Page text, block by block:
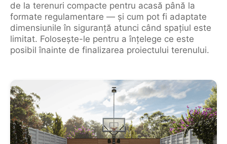
de la terenuri compacte pentru acasă până la
formate regulamentare — și cum pot fi adaptate
dimensiunile în siguranță atunci când spațiul este
limitat. Folosește-le pentru a înțelege ce este
posibil înainte de finalizarea proiectului terenului.